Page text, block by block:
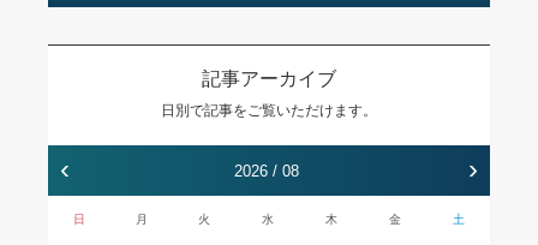
記事アーカイブ
日別で記事をご覧いただけます。
‹ 2026 / 08 ›
日 月 火 水 木 金 土